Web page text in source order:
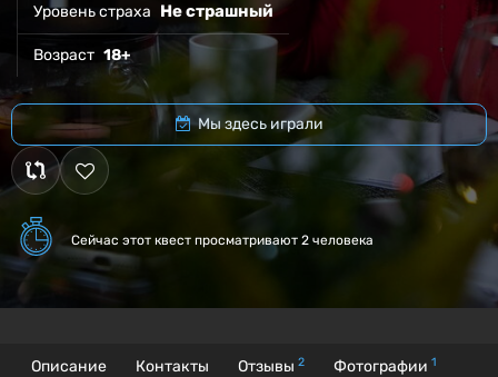
Уровень страха Не страшный
Возраст 18+
Мы здесь играли
Сейчас этот квест просматривают 2 человека
Описание Контакты Отзывы 2 Фотографии 1